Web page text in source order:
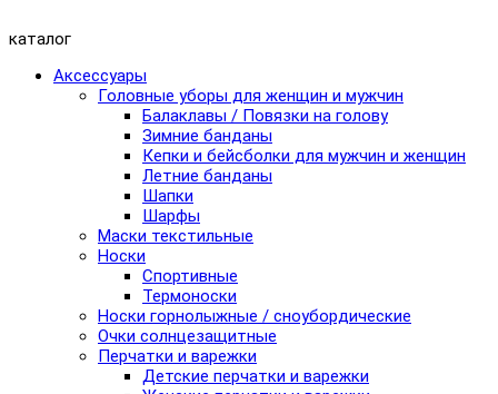
каталог
Аксессуары
Головные уборы для женщин и мужчин
Балаклавы / Повязки на голову
Зимние банданы
Кепки и бейсболки для мужчин и женщин
Летние банданы
Шапки
Шарфы
Маски текстильные
Носки
Спортивные
Термоноски
Носки горнолыжные / сноубордические
Очки солнцезащитные
Перчатки и варежки
Детские перчатки и варежки